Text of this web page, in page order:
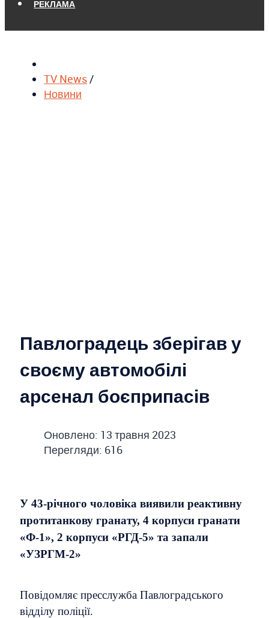
РЕКЛАМА
TV News/
Новини
Павлоградець зберігав у
своєму автомобілі
арсенал боєприпасів
Оновлено: 13 травня 2023
Перегляди: 616
У 43-річного чоловіка виявили реактивну
протитанкову гранату, 4 корпуси гранати
«Ф-1», 2 корпуси «РГД-5» та запали
«УЗРГМ-2»
Повідомляє пресслужба Павлоградського
відділу поліції.